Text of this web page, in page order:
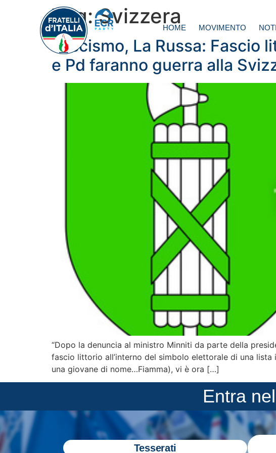
HOME MOVIMENTO
Tag:Svizzera
Fascismo, La Russa: Fascio
e Pd faranno guerra alla
“Dopo la denuncia al ministro Minniti da parte della
fascio littorio all’interno del simbolo elettorale di una
una giovane di nome…Fiamma), vi è ora […]
Entra
Tesserati